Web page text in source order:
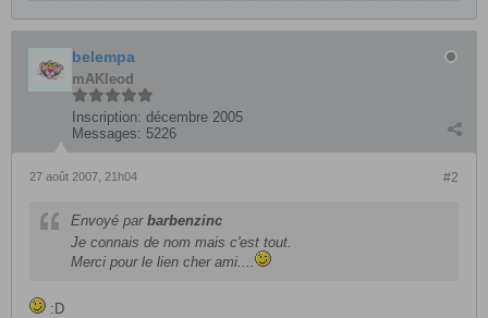
belempa
mAKleod
Inscription: décembre 2005
Messages: 5226
#2
27 août 2007, 21h04
Envoyé par barbenzinc
Je connais de nom mais c'est tout.
Merci pour le lien cher ami....
:D